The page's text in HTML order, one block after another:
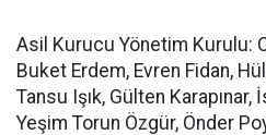
Asil Kurucu Yönetim Kurulu:
Buket Erdem, Evren Fidan,
Tansu Işık, Gülten
Yeşim Torun Özgür, Önder